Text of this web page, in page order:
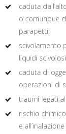
caduta
o comunque
parapetti;
scivolamento
liquidi
caduta di
operazioni di
traumi legati
rischio
e